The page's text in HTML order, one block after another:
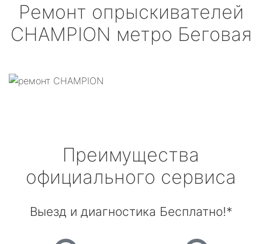
Ремонт опрыскивателей
CHAMPION метро Беговая
Преимущества
официального сервиса
Выезд и диагностика Бесплатно!*